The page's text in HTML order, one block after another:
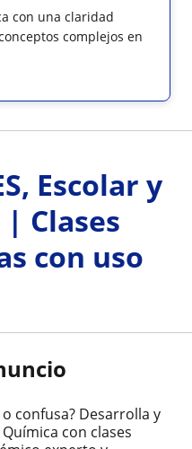
con una claridad
complejos en
Escolar y
Clases
con uso
confusa? Desarrolla y
con clases